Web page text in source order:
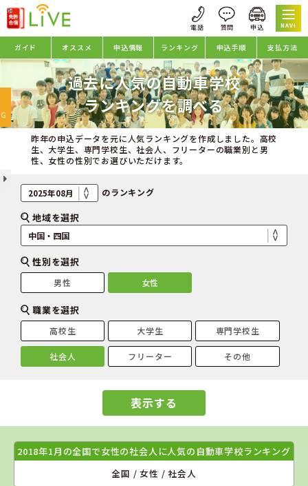
NAVI
ガイド オススメ 申込情報 ランキング 申込手順 支払方法
過去に人気の自動車学校
ランキングを調べる
昨年の申込データを元に人気ランキングを作成しました。高校
生、大学生、専門学校生、社会人、フリーターの職業別と男
性、女性の性別でお選びいただけます。
のランキング
地域を選択
性別を選択
男性 女性
職業を選択
高校生 大学生 専門学校生
社会人 フリーター その他
表示する
2018年1月の全国で女性の社会人に人気の自動車学校ランキング
全国 / 女性 / 社会人